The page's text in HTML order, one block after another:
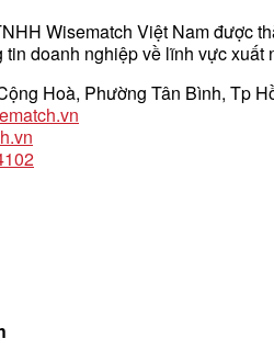
Wisematch Việt Nam được
tin doanh nghiệp về lĩnh vực xuất
Hoà, Phường Tân Bình, Tp